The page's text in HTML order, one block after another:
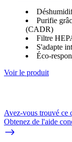
Purifie
(CADR)
Filtre
S'adapte
Éco-
Voir le produit
Avez-vous trouvé ce
Obtenez de l'aide